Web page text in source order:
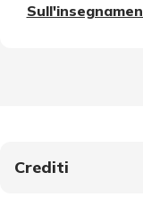
Crediti